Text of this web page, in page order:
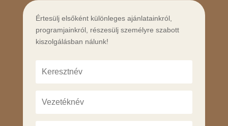
Értesülj elsőként különleges ajánlatainkról,
programjainkról, részesülj személyre szabott
kiszolgálásban nálunk!